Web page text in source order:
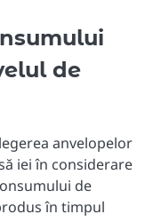
de
anvelopelor
iei în considerare
de
în timpul